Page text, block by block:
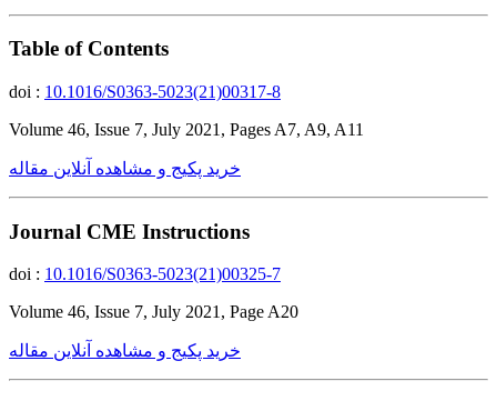
Table of Contents
doi : 10.1016/S0363-5023(21)00317-8
Volume 46, Issue 7, July 2021, Pages A7, A9, A11
خرید پکیج و مشاهده آنلاین مقاله
Journal CME Instructions
doi : 10.1016/S0363-5023(21)00325-7
Volume 46, Issue 7, July 2021, Page A20
خرید پکیج و مشاهده آنلاین مقاله